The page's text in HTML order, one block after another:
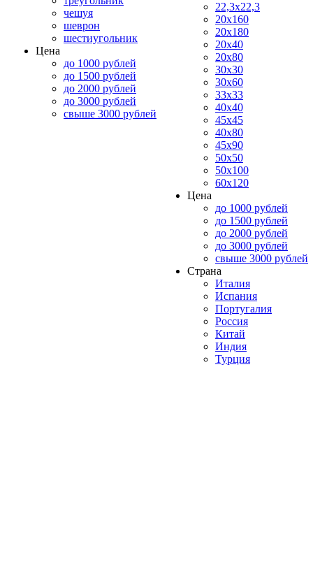
чешуя
шеврон
шестиугольник
Цена
до 1000 рублей
до 1500 рублей
до 2000 рублей
до 3000 рублей
свыше 3000 рублей
22,3x22,3
20x160
20x180
20x40
20x80
30x30
30x60
33x33
40x40
45x45
40x80
45x90
50x50
50x100
60x120
Цена
до 1000 рублей
до 1500 рублей
до 2000 рублей
до 3000 рублей
свыше 3000 рублей
Страна
Италия
Испания
Португалия
Россия
Китай
Индия
Турция